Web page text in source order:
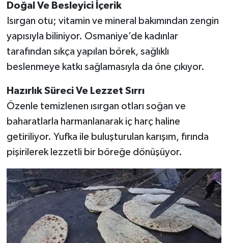
Doğal Ve Besleyici İçerik
Isırgan otu; vitamin ve mineral bakımından zengin
yapısıyla biliniyor. Osmaniye’de kadınlar
tarafından sıkça yapılan börek, sağlıklı
beslenmeye katkı sağlamasıyla da öne çıkıyor.
Hazırlık Süreci Ve Lezzet Sırrı
Özenle temizlenen ısırgan otları soğan ve
baharatlarla harmanlanarak iç harç haline
getiriliyor. Yufka ile buluşturulan karışım, fırında
pişirilerek lezzetli bir böreğe dönüşüyor.